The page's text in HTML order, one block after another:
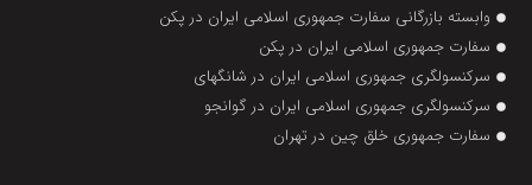
وابسته بازرگانی سفارت جمهوری اسلامی ایران در پکن
سفارت جمهوری اسلامی ایران در پکن
سرکنسولگری جمهوری اسلامی ایران در شانگهای
سرکنسولگری جمهوری اسلامی ایران در گوانجو
سفارت جمهوری خلق چین در تهران